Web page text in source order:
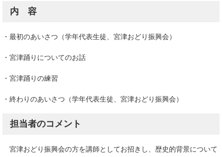
内 容
・最初のあいさつ（学年代表生徒、宮津おどり振興会）
・宮津踊りについてのお話
・宮津踊りの練習
・終わりのあいさつ（学年代表生徒、宮津おどり振興会）
担当者のコメント
宮津おどり振興会の方を講師としてお招きし、歴史的背景について